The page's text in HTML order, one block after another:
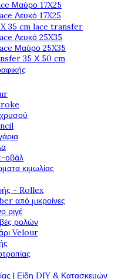
Μαύρο 17X25
Λευκό 17X25
35 cm lace transfer
Λευκό 25X35
Μαύρο 25X35
35 Χ 50 cm
οβάλ
κιμωλίας
- Rollex
από μικροίνες
ριγέ
ρολών
Velour
| Είδη DIY & Κατασκευών